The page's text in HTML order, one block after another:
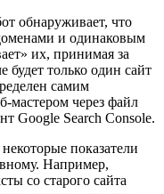
обнаруживает, что
и одинаковым
их, принимая за
будет только один сайт
самим
мастером через файл
Google Search Console.
показатели
Например,
со старого сайта